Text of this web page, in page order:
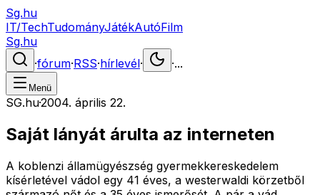
Sg.hu
IT/TechTudományJátékAutóFilm
Sg.hu
·fórum·RSS·hírlevél· ·...
Menü
SG.hu·2004. április 22.
Saját lányát árulta az interneten
A koblenzi államügyészség gyermekkereskedelem
kísérletével vádol egy 41 éves, a westerwaldi körzetből